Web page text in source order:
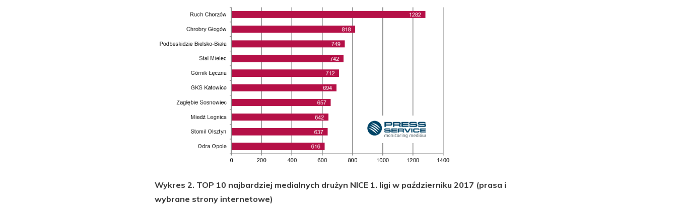
Wykres 2. TOP 10 najbardziej medialnych drużyn NICE 1. ligi w październiku 2017 (prasa i
wybrane strony internetowe)